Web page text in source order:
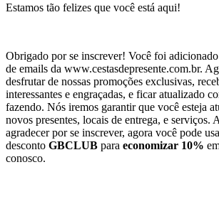
Estamos tão felizes que você está aqui!
Obrigado por se inscrever! Você foi adicionado
de emails da www.cestasdepresente.com.br.
desfrutar de nossas promoções exclusivas,
interessantes e engraçadas, e ficar atualizado
fazendo. Nós iremos garantir que você esteja
novos presentes, locais de entrega, e serviços.
agradecer por se inscrever, agora você pode
desconto GBCLUB para economizar 10%
conosco.